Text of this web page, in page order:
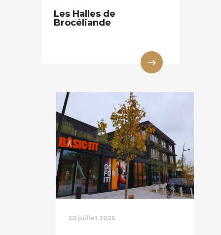
Les Halles de
Brocéliande
30 juillet 2025